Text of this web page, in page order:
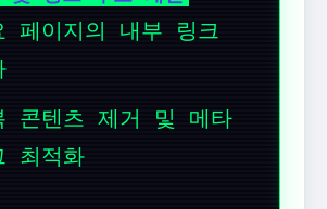
페이지의 내부 링크
콘텐츠 제거 및 메타
최적화